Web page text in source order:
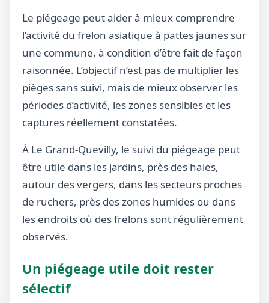
Le piégeage peut aider à mieux comprendre
l’activité du frelon asiatique à pattes jaunes sur
une commune, à condition d’être fait de façon
raisonnée. L’objectif n’est pas de multiplier les
pièges sans suivi, mais de mieux observer les
périodes d’activité, les zones sensibles et les
captures réellement constatées.
À Le Grand-Quevilly, le suivi du piégeage peut
être utile dans les jardins, près des haies,
autour des vergers, dans les secteurs proches
de ruchers, près des zones humides ou dans
les endroits où des frelons sont régulièrement
observés.
Un piégeage utile doit rester
sélectif